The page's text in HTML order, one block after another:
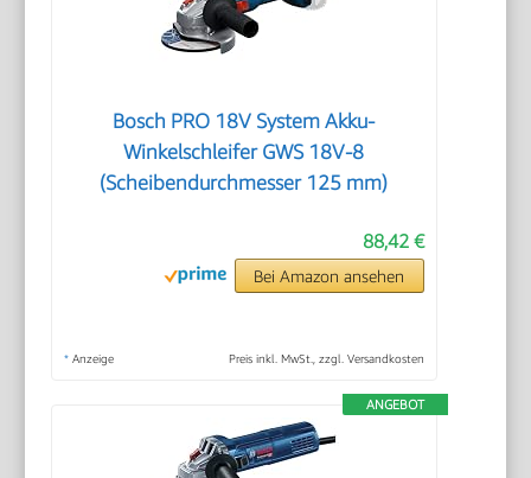
Bosch PRO 18V System Akku-
Winkelschleifer GWS 18V-8
(Scheibendurchmesser 125 mm)
88,42 €
Bei Amazon ansehen
* Anzeige Preis inkl. MwSt., zzgl. Versandkosten
ANGEBOT